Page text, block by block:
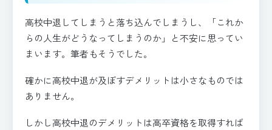
高校中退してしまうと落ち込んでしまうし、「これか
らの人生がどうなってしまうのか」と不安に思ってい
まいます。筆者もそうでした。
確かに高校中退が及ぼすデメリットは小さなものでは
ありません。
しかし高校中退のデメリットは高卒資格を取得すれば